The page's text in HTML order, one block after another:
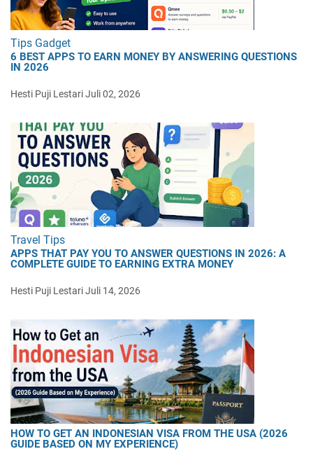
Tips Gadget
6 BEST APPS TO EARN MONEY BY ANSWERING QUESTIONS
IN 2026
Hesti Puji LestariJuli 02, 2026
Travel Tips
APPS THAT PAY YOU TO ANSWER QUESTIONS IN 2026: A
COMPLETE GUIDE TO EARNING EXTRA MONEY
Hesti Puji LestariJuli 14, 2026
HOW TO GET AN INDONESIAN VISA FROM THE USA (2026
GUIDE BASED ON MY EXPERIENCE)